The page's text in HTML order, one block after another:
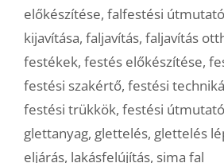
előkészítése, falfestési útmutató
kijavítása, faljavítás, faljavítás
festékek, festés előkészítése,
festési szakértő, festési
festési trükkök, festési útmutató
glettanyag, glettelés, glettelés
eljárás, lakásfelújítás, sima fal